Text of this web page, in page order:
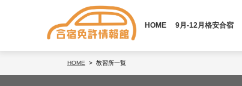
HOME 9月-12月格安合宿
HOME 教習所一覧